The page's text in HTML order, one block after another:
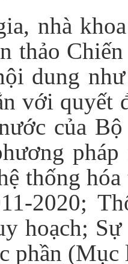
nhà
thảo
dung
với quyết
của
thống
2020;
hoạch;
phần